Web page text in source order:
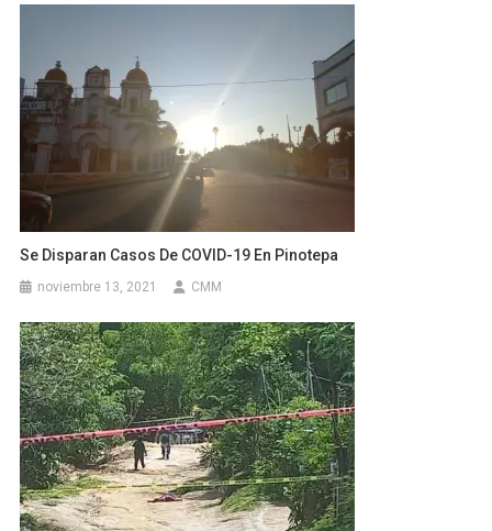
Se Disparan Casos De COVID-19 En Pinotepa
noviembre 13, 2021 CMM